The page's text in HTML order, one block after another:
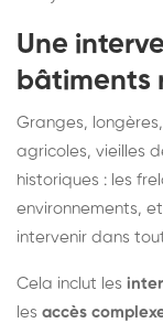
Une
bâtiments
Granges,
agricoles, vieilles
historiques : les
environnements,
intervenir dans
Cela inclut les
les accès